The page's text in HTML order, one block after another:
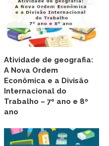
Atividade de geografia:
A Nova Ordem
Econômica e a Divisão
Internacional do
Trabalho – 7º ano e 8º
ano